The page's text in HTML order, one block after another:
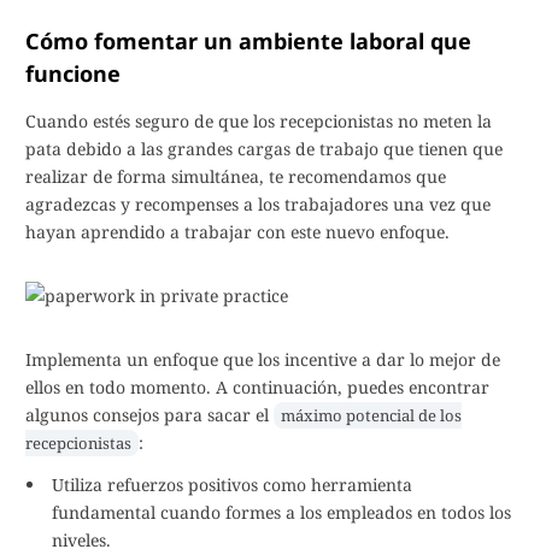
Cómo fomentar un ambiente laboral que
funcione
Cuando estés seguro de que los recepcionistas no meten la
pata debido a las grandes cargas de trabajo que tienen que
realizar de forma simultánea, te recomendamos que
agradezcas y recompenses a los trabajadores una vez que
hayan aprendido a trabajar con este nuevo enfoque.
Implementa un enfoque que los incentive a dar lo mejor de
ellos en todo momento. A continuación, puedes encontrar
algunos consejos para sacar el máximo potencial de los
recepcionistas :
Utiliza refuerzos positivos como herramienta
fundamental cuando formes a los empleados en todos los
niveles.